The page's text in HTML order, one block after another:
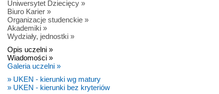
Uniwersytet Dziecięcy »
Biuro Karier »
Organizacje studenckie »
Akademiki »
Wydziały, jednostki »
Opis uczelni »
Wiadomości »
Galeria uczelni »
» UKEN - kierunki wg matury
» UKEN - kierunki bez kryteriów